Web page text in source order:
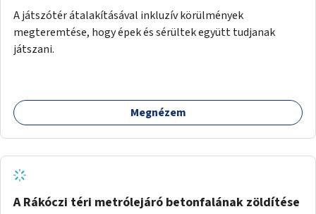
A játszótér átalakításával inkluzív körülmények
megteremtése, hogy épek és sérültek együtt tudjanak
játszani.
Megnézem
A Rákóczi téri metrólejáró betonfalának zöldítése